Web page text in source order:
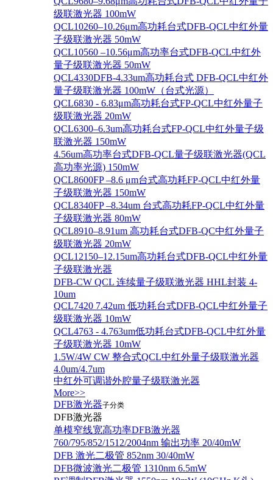
级联激光器 100mW
QCL10260–10.26μm高功耗台式DFB-QCL中红外量
子级联激光器 50mW
QCL10560 –10.56μm高功率台式DFB-QCL中红外
量子级联激光器 50mW
QCL4330DFB-4.33um高功耗台式 DFB-QCL中红外
量子级联激光器 100mW（台式光源）
QCL6830 - 6.83μm高功耗台式FP-QCL中红外量子
级联激光器 20mW
QCL6300–6.3um高功耗台式FP-QCL中红外量子级
联激光器 150mW
4.56um高功率台式DFB-QCL量子级联激光器(QCL
高功率光源) 150mW
QCL8600FP –8.6 μm台式高功耗FP-QCL中红外量
子级联激光器 150mW
QCL8340FP –8.34um 台式高功耗FP-QCL中红外量
子级联激光器 80mW
QCL8910–8.91um 高功耗台式DFB-QC中红外量子
级联激光器 20mW
QCL12150–12.15um高功耗台式DFB-QCL中红外量
子级联激光器
DFB-CW QCL 连续量子级联激光器 HHL封装 4-
10um
QCL7420 7.42um 低功耗台式DFB-QCL中红外量子
级联激光器 10mW
QCL4763 - 4.763um低功耗台式DFB-QCL中红外量
子级联激光器 10mW
1.5W/4W CW 整合式QCL中红外量子级联激光器
4.0um/4.7um
中红外可调谐外腔量子级联激光器
More>>
DFB激光器子分类
DFB激光器
单模窄线宽高功率DFB激光器
760/795/852/1512/2004nm 输出功率 20/40mW
DFB 激光二极管 852nm 30/40mW
DFB微波激光二极管 1310nm 6.5mW